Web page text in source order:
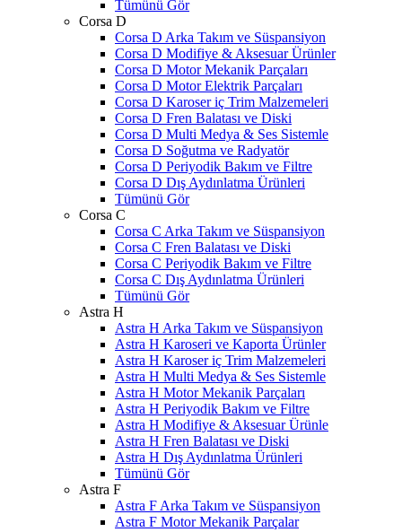
Tümünü Gör
Corsa D
Corsa D Arka Takım ve Süspansiyon
Corsa D Modifiye & Aksesuar Ürünler
Corsa D Motor Mekanik Parçaları
Corsa D Motor Elektrik Parçaları
Corsa D Karoser iç Trim Malzemeleri
Corsa D Fren Balatası ve Diski
Corsa D Multi Medya & Ses Sistemle
Corsa D Soğutma ve Radyatör
Corsa D Periyodik Bakım ve Filtre
Corsa D Dış Aydınlatma Ürünleri
Tümünü Gör
Corsa C
Corsa C Arka Takım ve Süspansiyon
Corsa C Fren Balatası ve Diski
Corsa C Periyodik Bakım ve Filtre
Corsa C Dış Aydınlatma Ürünleri
Tümünü Gör
Astra H
Astra H Arka Takım ve Süspansiyon
Astra H Karoseri ve Kaporta Ürünler
Astra H Karoser iç Trim Malzemeleri
Astra H Multi Medya & Ses Sistemle
Astra H Motor Mekanik Parçaları
Astra H Periyodik Bakım ve Filtre
Astra H Modifiye & Aksesuar Ürünle
Astra H Fren Balatası ve Diski
Astra H Dış Aydınlatma Ürünleri
Tümünü Gör
Astra F
Astra F Arka Takım ve Süspansiyon
Astra F Motor Mekanik Parçalar